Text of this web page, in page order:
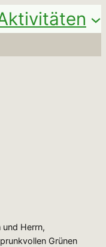
Herrn,
Grünen